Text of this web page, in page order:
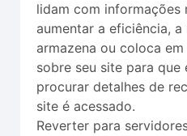
lidam com informações
aumentar a eficiência,
armazena ou coloca
sobre seu site para que
procurar detalhes de
site é acessado.
Reverter para